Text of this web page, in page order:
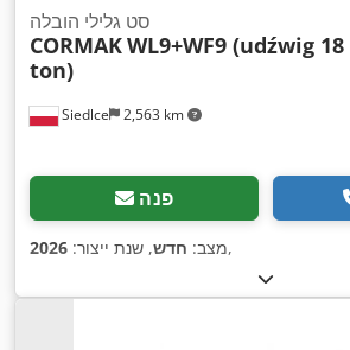
Siedlce 2,563 km
סט גלילי הובלה
CORMAKWL9+WF9 (udźwig 18
ton)
פנה
מצב: חדש, שנת ייצור: 2026 ,